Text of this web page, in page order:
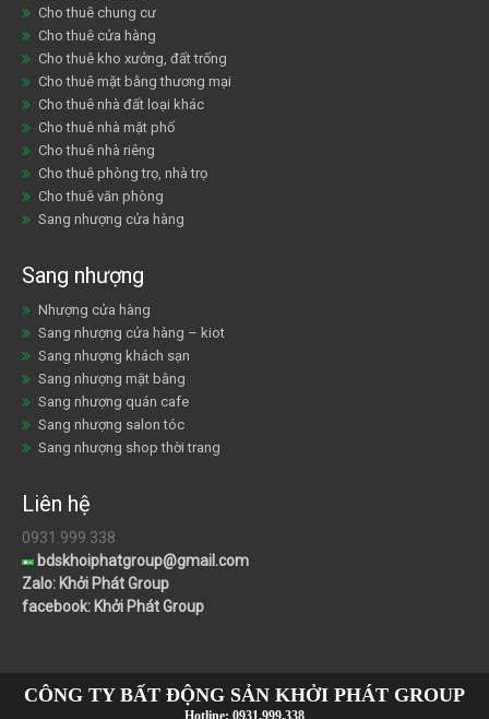
Cho thuê chung cư
Cho thuê cửa hàng
Cho thuê kho xưởng, đất trống
Cho thuê mặt bằng thương mại
Cho thuê nhà đất loại khác
Cho thuê nhà mặt phố
Cho thuê nhà riêng
Cho thuê phòng trọ, nhà trọ
Cho thuê văn phòng
Sang nhượng cửa hàng
Sang nhượng
Nhượng cửa hàng
Sang nhượng cửa hàng – kiot
Sang nhượng khách sạn
Sang nhượng mặt bằng
Sang nhượng quán cafe
Sang nhượng salon tóc
Sang nhượng shop thời trang
Liên hệ
0931.999.338
bdskhoiphatgroup@gmail.com
Zalo: Khởi Phát Group
facebook: Khởi Phát Group
CÔNG TY BẤT ĐỘNG SẢN KHỞI PHÁT GROUP